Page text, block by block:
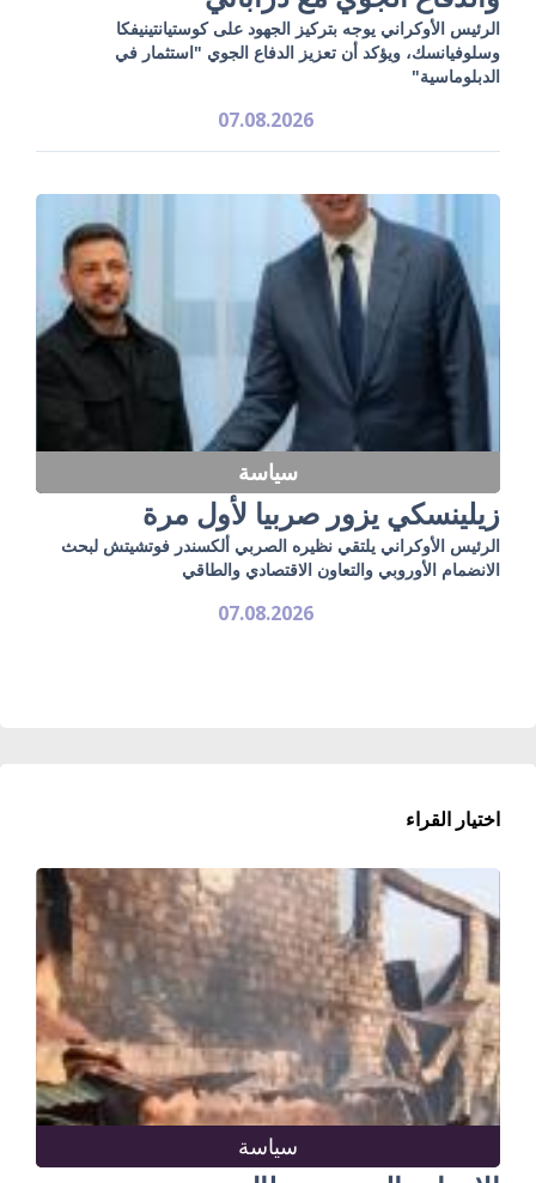
الرئيس الأوكراني يوجه بتركيز الجهود على كوستيانتينيفكا
وسلوفيانسك، ويؤكد أن تعزيز الدفاع الجوي "استثمار في
الدبلوماسية"
07.08.2026
سياسة
زيلينسكي يزور صربيا لأول مرة
الرئيس الأوكراني يلتقي نظيره الصربي ألكسندر فوتشيتش لبحث
الانضمام الأوروبي والتعاون الاقتصادي والطاقي
07.08.2026
اختيار القراء
سياسة